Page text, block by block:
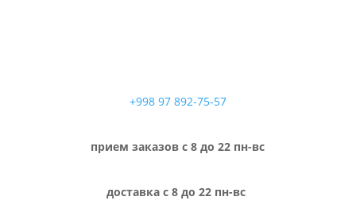
+998 97 892-75-57
прием заказов с 8 до 22 пн-вс
доставка с 8 до 22 пн-вс